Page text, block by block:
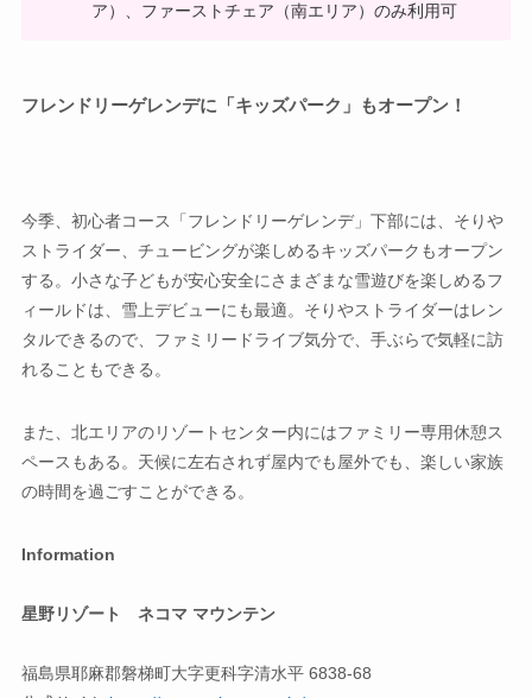
ア）、ファーストチェア（南エリア）のみ利用可
フレンドリーゲレンデに「キッズパーク」もオープン！
今季、初心者コース「フレンドリーゲレンデ」下部には、そりや
ストライダー、チュービングが楽しめるキッズパークもオープン
する。小さな子どもが安心安全にさまざまな雪遊びを楽しめるフ
ィールドは、雪上デビューにも最適。そりやストライダーはレン
タルできるので、ファミリードライブ気分で、手ぶらで気軽に訪
れることもできる。
また、北エリアのリゾートセンター内にはファミリー専用休憩ス
ペースもある。天候に左右されず屋内でも屋外でも、楽しい家族
の時間を過ごすことができる。
Information
星野リゾート ネコマ マウンテン
福島県耶麻郡磐梯町大字更科字清水平 6838-68